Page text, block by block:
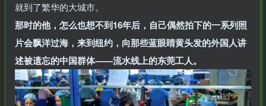
就到了繁华的大城市。
那时的他，怎么也想不到16年后，自己偶然拍下的一系列照
片会飘洋过海，来到纽约，向那些蓝眼睛黄头发的外国人讲
述被遗忘的中国群体——流水线上的东莞工人。